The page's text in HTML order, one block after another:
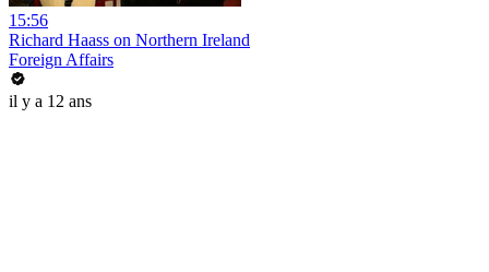
15:56
Richard Haass on Northern Ireland
Foreign Affairs
il y a 12 ans